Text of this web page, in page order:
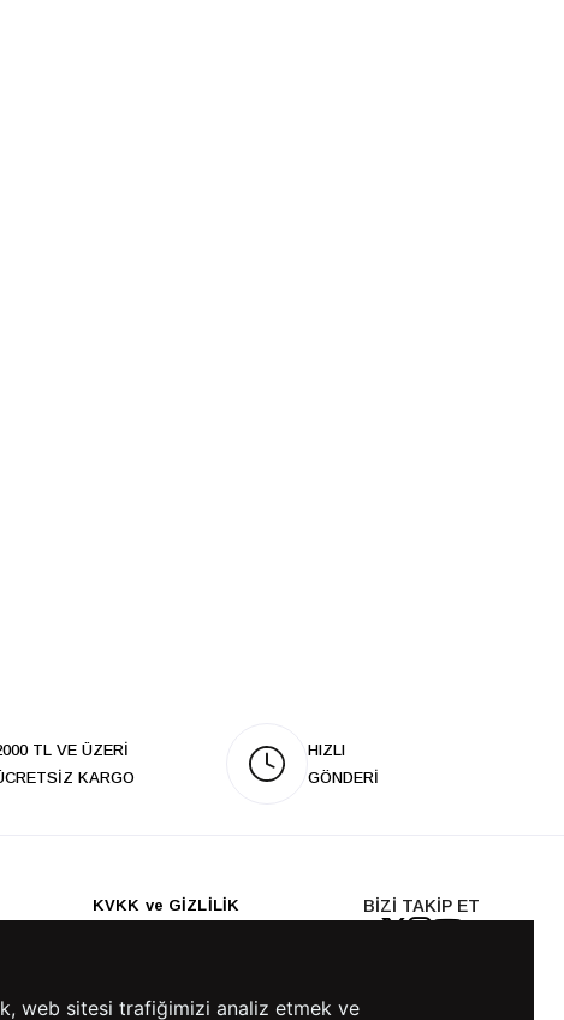
TL VE ÜZERİ
KARGO
HIZLI
GÖNDERİ
KVKK ve GİZLİLİK
KVKK Açık Rıza Metni
BİZİ TAKİP ET
web sitesi trafiğimizi analiz etmek ve